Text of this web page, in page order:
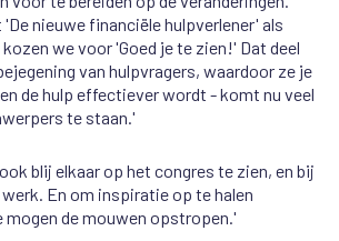
nieuwe financiële hulpverlener' als
we voor 'Goed je te zien!' Dat deel
van hulpvragers, waardoor ze je
de hulp effectiever wordt - komt nu veel
te staan.'
blij elkaar op het congres te zien, en bij
En om inspiratie op te halen
de mouwen opstropen.'